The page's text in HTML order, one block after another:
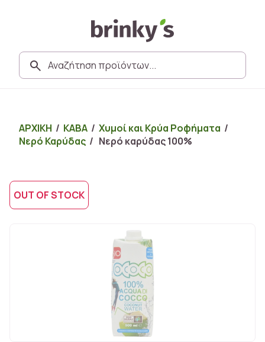
ΑΡΧΙΚΗ / ΚΑΒΑ / Χυμοί και Κρύα Ροφήματα /
Νερό Καρύδας / Νερό καρύδας 100%
OUT OF STOCK